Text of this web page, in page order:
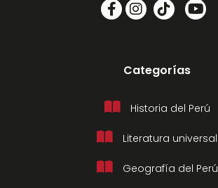
Categorías
Historia del Perú
Literatura universal
Geografía del Perú